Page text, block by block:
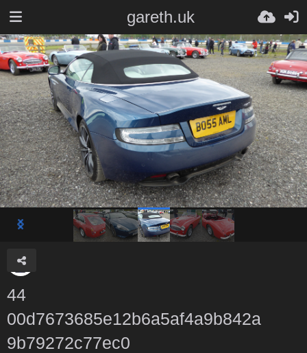
gareth.uk
44
00d7673685e12b6a5af4a9b842a
9b79272c77ec0